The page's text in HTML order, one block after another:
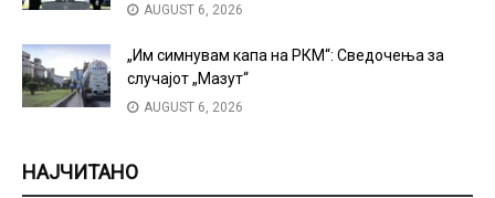
AUGUST 6, 2026
„Им симнувам капа на РКМ“: Сведочења за
случајот „Мазут“
AUGUST 6, 2026
НАЈЧИТАНО